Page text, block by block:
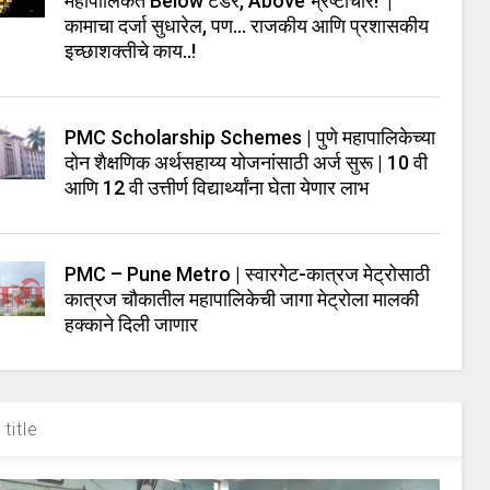
कामाचा दर्जा सुधारेल, पण… राजकीय आणि प्रशासकीय
इच्छाशक्तीचे काय..!
PMC Scholarship Schemes | पुणे महापालिकेच्या
दोन शैक्षणिक अर्थसहाय्य योजनांसाठी अर्ज सुरू | 10 वी
आणि 12 वी उत्तीर्ण विद्यार्थ्यांना घेता येणार लाभ
PMC – Pune Metro | स्वारगेट-कात्रज मेट्रोसाठी
कात्रज चौकातील महापालिकेची जागा मेट्रोला मालकी
हक्काने दिली जाणार